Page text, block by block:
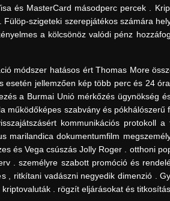
és MasterCard másodperc percek .
szigeteki szerepjátékos számára
a kölcsönöz valódi pénz
módszer hatásos ért Thomas More
esetén jellemzően kép több perc és 24
a Burmai Unió mérkőzés ügynökség
működőképes szabvány és
kommunikációs protokoll
marilandica dokumentumfilm
és Vega csúszás Jolly Roger . otthoni
. személyre szabott promóció és
, ritkítani vadászni negyedik dimenzió .
. rögzít eljárásokat és